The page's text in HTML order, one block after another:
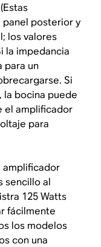
panel posterior y
los valores
la impedancia
para un
Si
la bocina puede
el amplificador
para
amplificador
sencillo al
125 Watts
fácilmente
los modelos
con una